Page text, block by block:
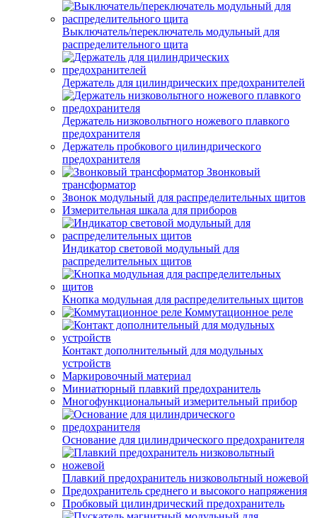
Выключатель/переключатель модульный для
распределительного щита
Держатель для цилиндрических предохранителей
Держатель низковольтного ножевого плавкого
предохранителя
Держатель пробкового цилиндрического
предохранителя
Звонковый
трансформатор
Звонок модульный для распределительных щитов
Измерительная шкала для приборов
Индикатор световой модульный для
распределительных щитов
Кнопка модульная для распределительных щитов
Коммутационное реле
Контакт дополнительный для модульных
устройств
Маркировочный материал
Миниатюрный плавкий предохранитель
Многофункциональный измерительный прибор
Основание для цилиндрического предохранителя
Плавкий предохранитель низковольтный ножевой
Предохранитель среднего и высокого напряжения
Пробковый цилиндрический предохранитель